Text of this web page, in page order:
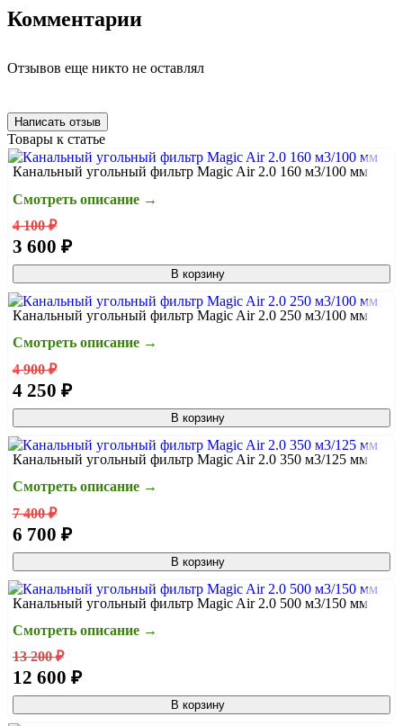
Комментарии
Отзывов еще никто не оставлял
Написать отзыв
Товары к статье
Канальный угольный фильтр Magic Air 2.0 160 м3/100 мм
Смотреть описание →
4 100 ₽
3 600 ₽
В корзину
Канальный угольный фильтр Magic Air 2.0 250 м3/100 мм
Смотреть описание →
4 900 ₽
4 250 ₽
В корзину
Канальный угольный фильтр Magic Air 2.0 350 м3/125 мм
Смотреть описание →
7 400 ₽
6 700 ₽
В корзину
Канальный угольный фильтр Magic Air 2.0 500 м3/150 мм
Смотреть описание →
13 200 ₽
12 600 ₽
В корзину